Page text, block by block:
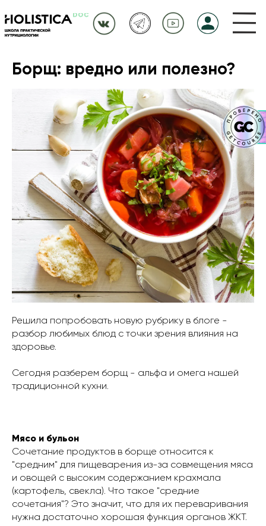
Борщ: вредно или полезно?
Решила попробовать новую рубрику в блоге -
разбор любимых блюд с точки зрения влияния на
здоровье.
Сегодня разберем борщ - альфа и омега нашей
традиционной кухни.
Мясо и бульон
Сочетание продуктов в борще относится к
"средним" для пищеварения из-за совмещения мяса
и овощей с высоким содержанием крахмала
(картофель, свекла). Что такое "средние
сочетания"? Это значит, что для их переваривания
нужна достаточно хорошая функция органов ЖКТ.